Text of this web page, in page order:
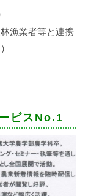
漁業者等と連携
ビスNo.1